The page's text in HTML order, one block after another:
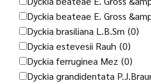
Dyckia beateae E. Gross
Dyckia brasiliana L.B.Sm (0)
Dyckia estevesii Rauh (0)
Dyckia ferruginea Mez (0)
Dyckia grandidentata